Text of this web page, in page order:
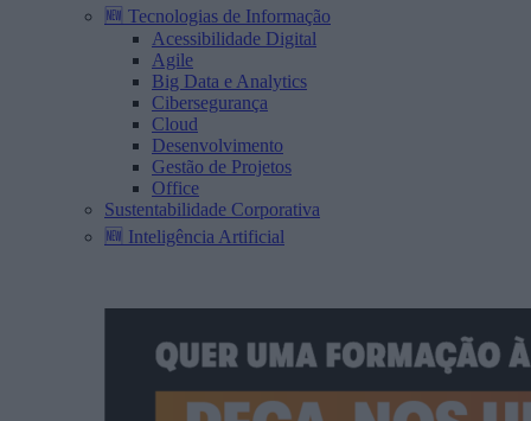
🆕 Tecnologias de Informação
Acessibilidade Digital
Agile
Big Data e Analytics
Cibersegurança
Cloud
Desenvolvimento
Gestão de Projetos
Office
Sustentabilidade Corporativa
🆕 Inteligência Artificial